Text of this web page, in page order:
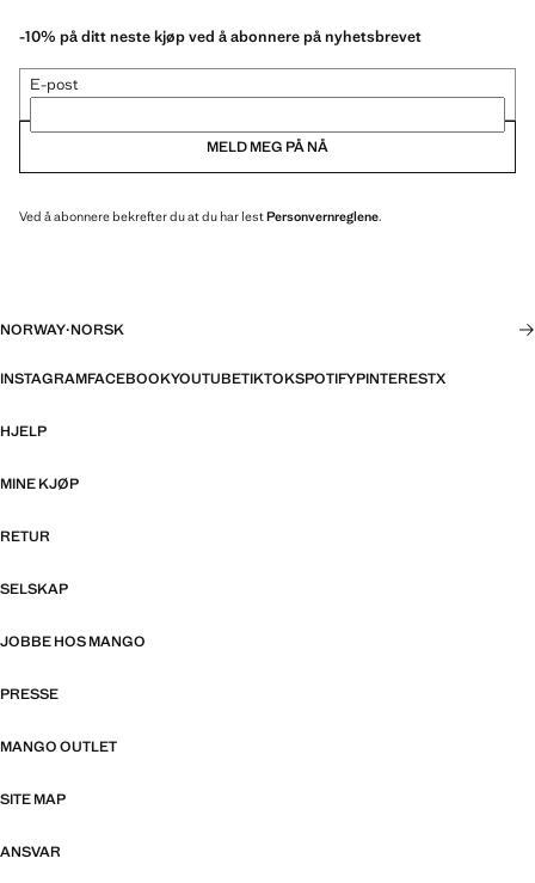
-10% på ditt neste kjøp ved å abonnere på nyhetsbrevet
E-post
MELD MEG PÅ NÅ
Ved å abonnere bekrefter du at du har lestPersonvernreglene.
NORWAY·NORSK
INSTAGRAMFACEBOOKYOUTUBETIKTOKSPOTIFYPINTERESTX
HJELP
MINE KJØP
RETUR
SELSKAP
JOBBE HOS MANGO
PRESSE
MANGO OUTLET
SITE MAP
ANSVAR